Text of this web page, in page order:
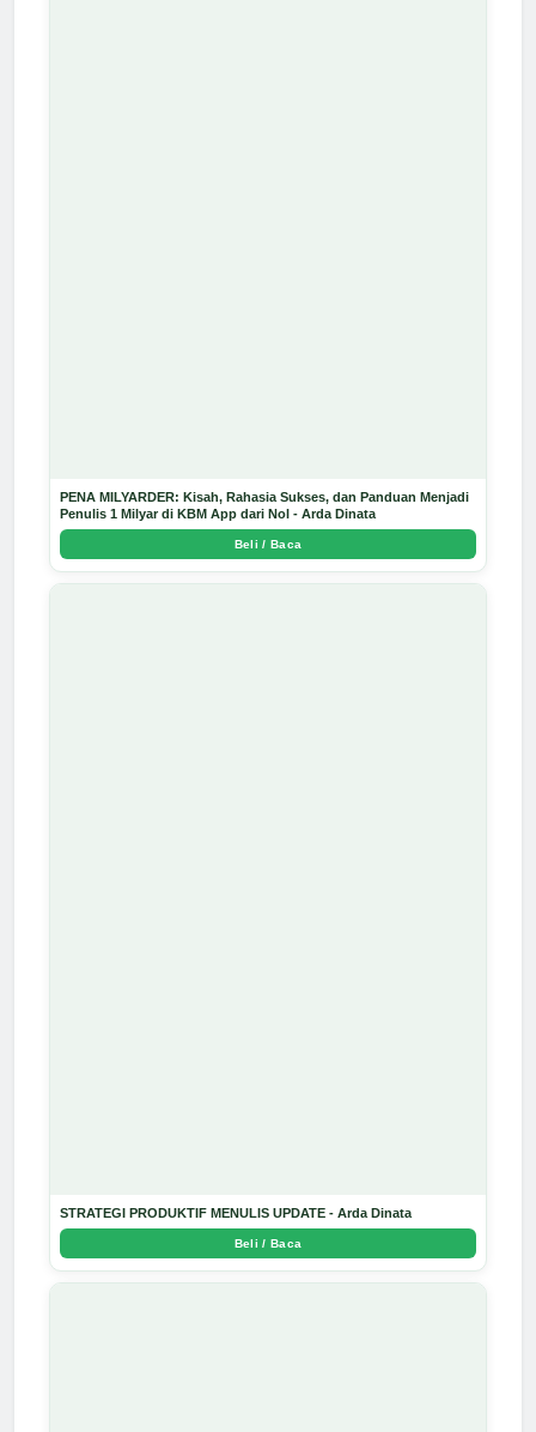
PENA MILYARDER: Kisah, Rahasia Sukses, dan Panduan Menjadi
Penulis 1 Milyar di KBM App dari Nol - Arda Dinata
Beli / Baca
STRATEGI PRODUKTIF MENULIS UPDATE - Arda Dinata
Beli / Baca